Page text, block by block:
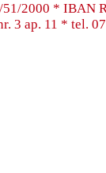
2000 * IBAN
3 ap. 11 * tel.